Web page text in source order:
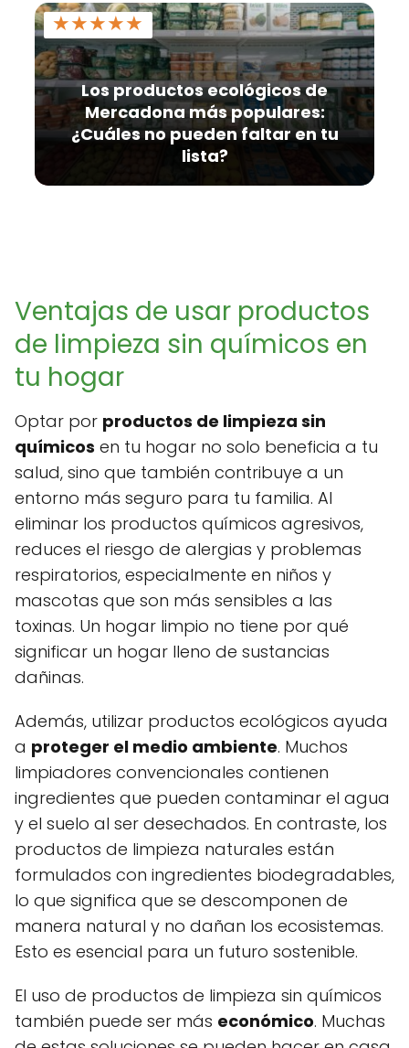
★★★★★
Los productos ecológicos de
Mercadona más populares:
¿Cuáles no pueden faltar en tu
lista?
Ventajas de usar productos
de limpieza sin químicos en
tu hogar
Optar por productos de limpieza sin
químicos en tu hogar no solo beneficia a tu
salud, sino que también contribuye a un
entorno más seguro para tu familia. Al
eliminar los productos químicos agresivos,
reduces el riesgo de alergias y problemas
respiratorios, especialmente en niños y
mascotas que son más sensibles a las
toxinas. Un hogar limpio no tiene por qué
significar un hogar lleno de sustancias
dañinas.
Además, utilizar productos ecológicos ayuda
a proteger el medio ambiente. Muchos
limpiadores convencionales contienen
ingredientes que pueden contaminar el agua
y el suelo al ser desechados. En contraste, los
productos de limpieza naturales están
formulados con ingredientes biodegradables,
lo que significa que se descomponen de
manera natural y no dañan los ecosistemas.
Esto es esencial para un futuro sostenible.
El uso de productos de limpieza sin químicos
también puede ser más económico. Muchas